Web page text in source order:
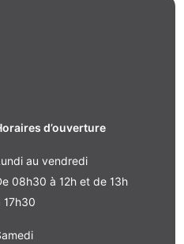
d’ouverture
au vendredi
08h30 à 12h et de 13h
17h30